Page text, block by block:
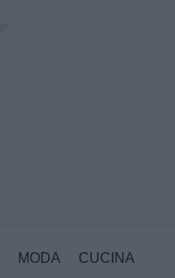
MODA CUCINA